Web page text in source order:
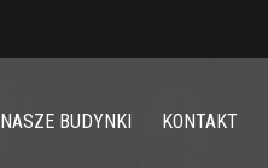
NASZE BUDYNKI KONTAKT